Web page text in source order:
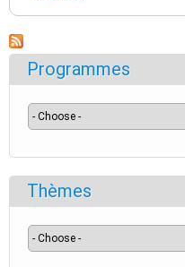
Programmes
Thèmes